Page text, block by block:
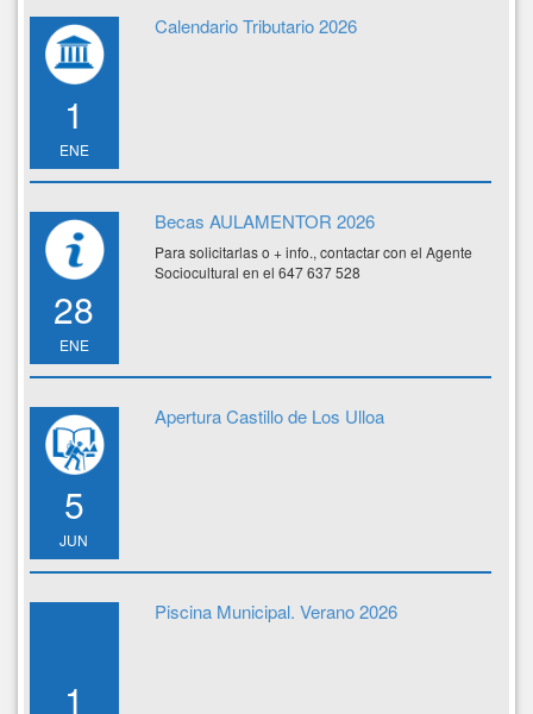
1
ENE
Calendario Tributario 2026
28
ENE
Becas AULAMENTOR 2026
Para solicitarlas o + info., contactar con el Agente
Sociocultural en el 647 637 528
5
JUN
Apertura Castillo de Los Ulloa
1
Piscina Municipal. Verano 2026